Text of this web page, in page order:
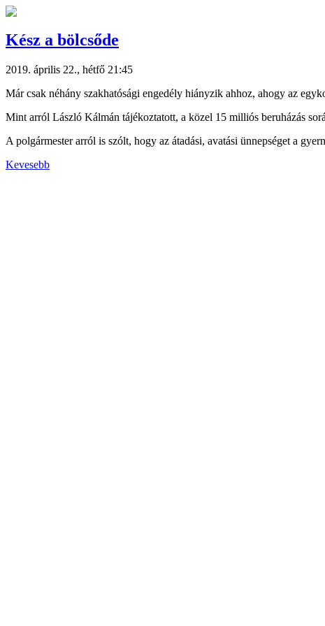
Kész a bölcsőde
2019. április 22., hétfő 21:45
Már csak néhány szakhatósági engedély hiányzik ahhoz, ahogy az
Mint arról László Kálmán tájékoztatott, a közel 15 milliós beruházás
A polgármester arról is szólt, hogy az átadási, avatási ünnepséget a
Kevesebb